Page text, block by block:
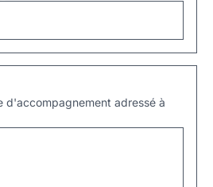
d'accompagnement adressé à